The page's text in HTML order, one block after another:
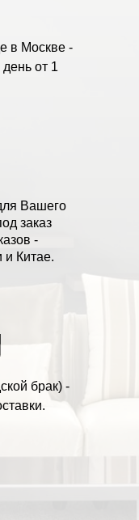
Вашего
заказ
-
и Китае.
в Москве -
от 1
брак) -